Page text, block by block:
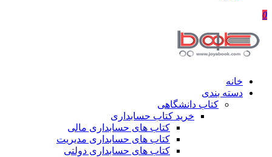
0
خانه
دسته بندی
کتاب دانشگاهی
خرید کتاب حسابداری
کتاب های حسابداری مالی
کتاب های حسابداری مدیریت
کتاب های حسابداری دولتی